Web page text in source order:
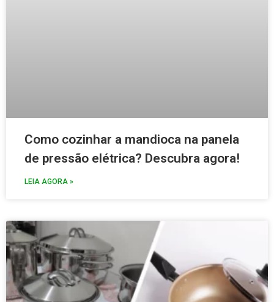
Como cozinhar a mandioca na panela
de pressão elétrica? Descubra agora!
LEIA AGORA »